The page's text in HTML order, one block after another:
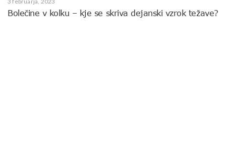
Bolečine v kolku – kje se skriva dejanski vzrok težave?